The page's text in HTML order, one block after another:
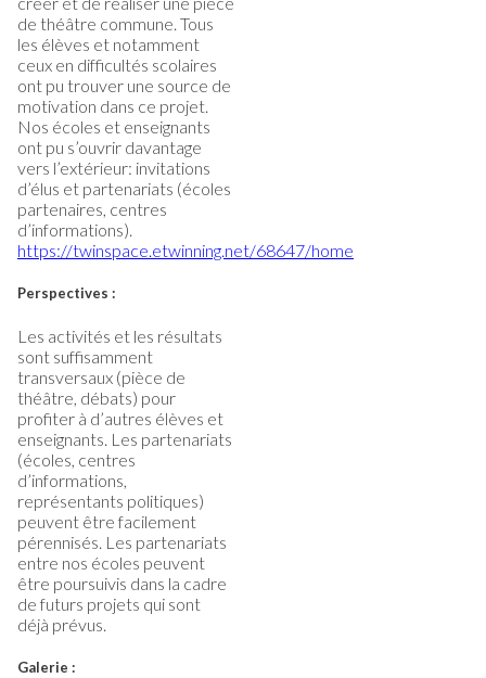
de théâtre commune. Tous
les élèves et notamment
ceux en difficultés scolaires
ont pu trouver une source de
motivation dans ce projet.
Nos écoles et enseignants
ont pu s’ouvrir davantage
vers l’extérieur: invitations
d’élus et partenariats (écoles
partenaires, centres
d’informations).
https://twinspace.etwinning.net/68647/home
Perspectives :
Les activités et les résultats
sont suffisamment
transversaux (pièce de
théâtre, débats) pour
profiter à d’autres élèves et
enseignants. Les partenariats
(écoles, centres
d’informations,
représentants politiques)
peuvent être facilement
pérennisés. Les partenariats
entre nos écoles peuvent
être poursuivis dans la cadre
de futurs projets qui sont
déjà prévus.
Galerie :